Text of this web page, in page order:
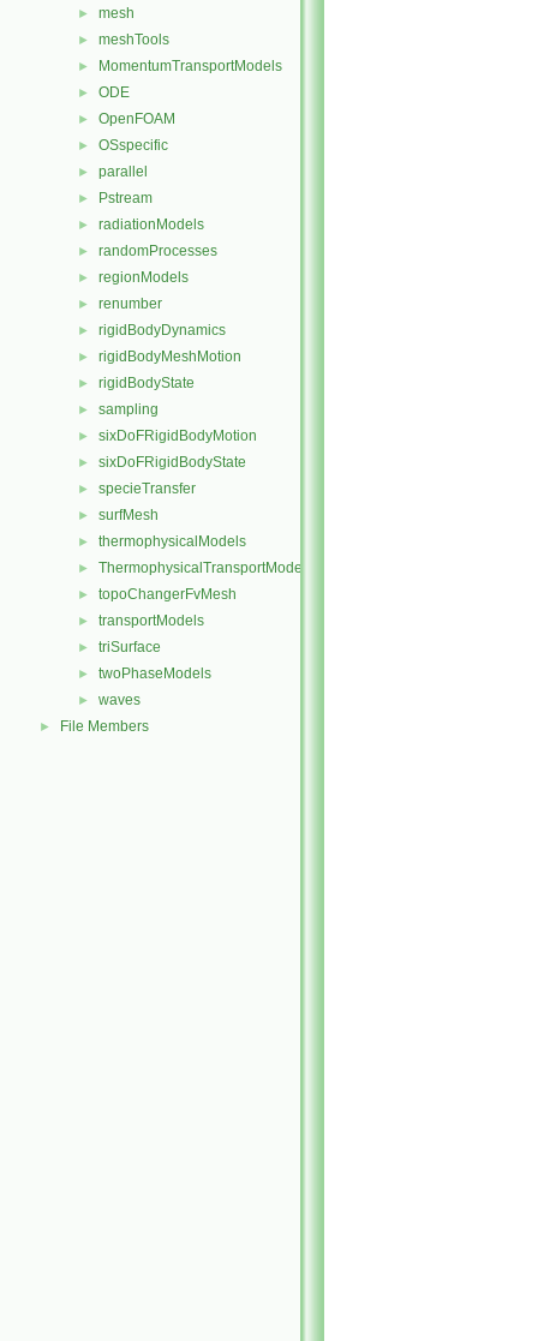
► mesh
► meshTools
► MomentumTransportModels
► ODE
► OpenFOAM
► OSspecific
► parallel
► Pstream
► radiationModels
► randomProcesses
► regionModels
► renumber
► rigidBodyDynamics
► rigidBodyMeshMotion
► rigidBodyState
► sampling
► sixDoFRigidBodyMotion
► sixDoFRigidBodyState
► specieTransfer
► surfMesh
► thermophysicalModels
► ThermophysicalTransportModels
► topoChangerFvMesh
► transportModels
► triSurface
► twoPhaseModels
► waves
► File Members